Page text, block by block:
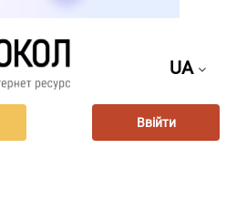
UA
Ввійти